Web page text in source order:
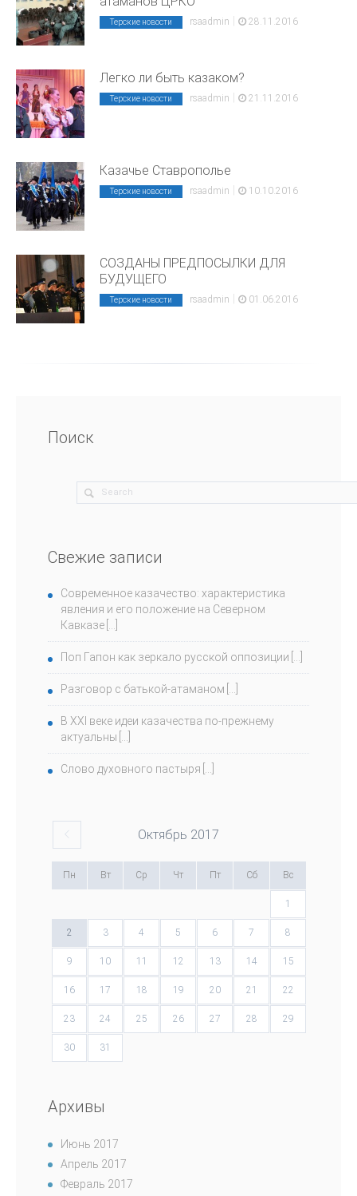
Терские новости rsaadmin | 28.11.2016
Легко ли быть казаком?
Терские новости rsaadmin | 21.11.2016
Казачье Ставрополье
Терские новости rsaadmin | 10.10.2016
СОЗДАНЫ ПРЕДПОСЫЛКИ ДЛЯ
БУДУЩЕГО
Терские новости rsaadmin | 01.06.2016
Поиск
Свежие записи
Современное казачество: характеристика
явления и его положение на Северном
Кавказе
Поп Гапон как зеркало русской оппозиции
Разговор с батькой-атаманом
В ХХI веке идеи казачества по-прежнему
актуальны
Слово духовного пастыря
Октябрь 2017
Пн Вт Ср Чт Пт Сб Вс
1
2 3 4 5 6 7 8
9 10 11 12 13 14 15
16 17 18 19 20 21 22
23 24 25 26 27 28 29
30 31
Архивы
Июнь 2017
Апрель 2017
Февраль 2017